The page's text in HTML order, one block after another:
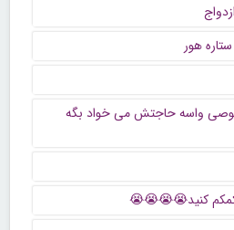
هور
واسه حاجتش می خواد بگه
کنید😭😭😭😭